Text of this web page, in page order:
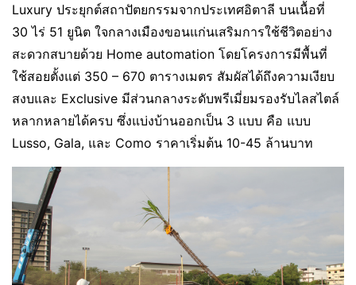
Luxury ประยุกต์สถาปัตยกรรมจากประเทศอิตาลี บนเนื้อที่
30 ไร่ 51 ยูนิต ใจกลางเมืองขอนแก่นเสริมการใช้ชีวิตอย่าง
สะดวกสบายด้วย Home automation โดยโครงการมีพื้นที่
ใช้สอยตั้งแต่ 350 – 670 ตารางเมตร สัมผัสได้ถึงความเงียบ
สงบและ Exclusive มีส่วนกลางระดับพรีเมี่ยมรองรับไลสไตล์
หลากหลายได้ครบ ซึ่งแบ่งบ้านออกเป็น 3 แบบ คือ แบบ
Lusso, Gala, และ Como ราคาเริ่มต้น 10-45 ล้านบาท